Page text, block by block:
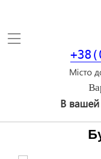
Toggle
Місто
В вашей